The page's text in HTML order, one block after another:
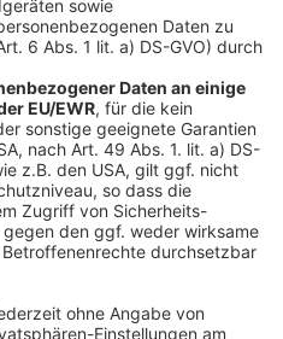
ein Ende fand, für die
so Rita Russek: "Im
Kriminalbeamtin schon
Behauptung. Und so
in Münster
zur Serie drückt auch